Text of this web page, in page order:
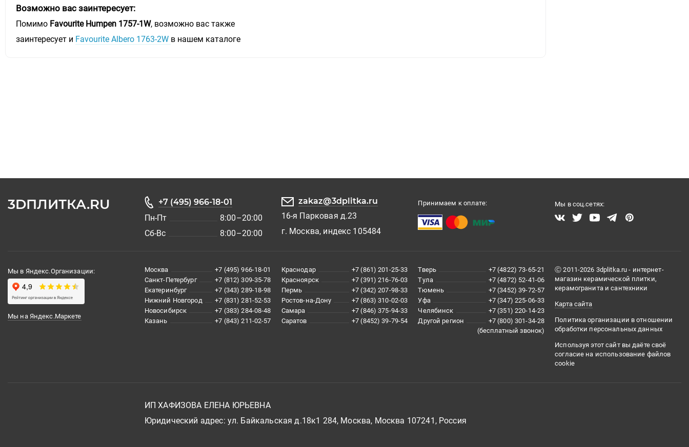
Возможно вас заинтересует:
Помимо Favourite Humpen 1757-1W, возможно вас также
заинтересует и Favourite Albero 1763-2W в нашем каталоге
3DПЛИТКА.RU
+7 (495) 966-18-01
Пн-Пт
8:00–20:00
Сб-Вс
8:00–20:00
zakaz@3dplitka.ru
16-я Парковая д.23
г. Москва, индекс 105484
Принимаем к оплате: Мы в соц.сетях:
Мы в Яндекс.Организации:
Мы на Яндекс.Маркете
Москва
+7 (495) 966-18-01
Санкт-Петербург
+7 (812) 309-35-78
Екатеринбург
+7 (343) 289-18-98
Нижний Новгород
+7 (831) 281-52-53
Новосибирск
+7 (383) 284-08-48
Казань
+7 (843) 211-02-57
Краснодар
+7 (861) 201-25-33
Красноярск
+7 (391) 216-76-03
Пермь
+7 (342) 207-98-33
Ростов-на-Дону
+7 (863) 310-02-03
Самара
+7 (846) 375-94-33
Саратов
+7 (8452) 39-79-54
Тверь
+7 (4822) 73-65-21
Тула
+7 (4872) 52-41-06
Тюмень
+7 (3452) 39-72-57
Уфа
+7 (347) 225-06-33
Челябинск
+7 (351) 220-14-23
Другой регион
+7 (800) 301-34-28
(бесплатный звонок)
Ⓒ 2011-2026 3dplitka.ru - интернет-
магазин керамической плитки,
керамогранита и сантехники
Карта сайта
Политика организации в отношении
обработки персональных данных
Используя этот сайт вы даёте своё
согласие на использование файлов
cookie
ИП ХАФИЗОВА ЕЛЕНА ЮРЬЕВНА
Юридический адрес: ул. Байкальская д.18к1 284, Москва, Москва 107241, Россия